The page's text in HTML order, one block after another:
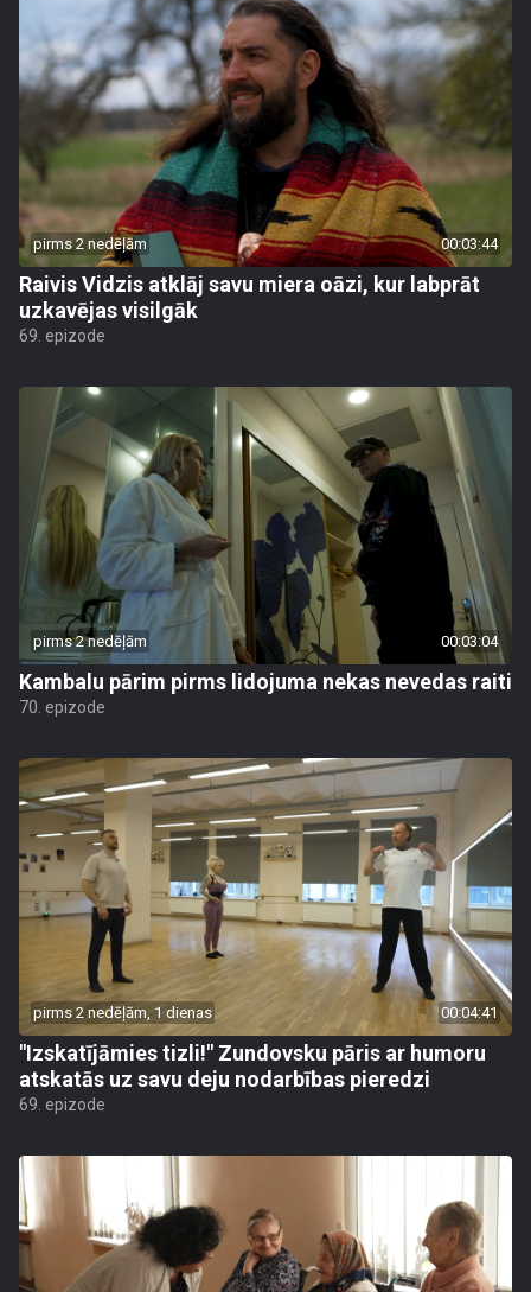
pirms 2 nedēļām 00:03:44
Raivis Vidzis atklāj savu miera oāzi, kur labprāt
uzkavējas visilgāk
69. epizode
pirms 2 nedēļām 00:03:04
Kambalu pārim pirms lidojuma nekas nevedas raiti
70. epizode
pirms 2 nedēļām, 1 dienas 00:04:41
"Izskatījāmies tizli!" Zundovsku pāris ar humoru
atskatās uz savu deju nodarbības pieredzi
69. epizode